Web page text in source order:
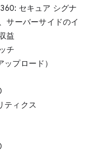
セキュア シグナ
サーバーサイドのイ
益
チ
プロード）
ティクス